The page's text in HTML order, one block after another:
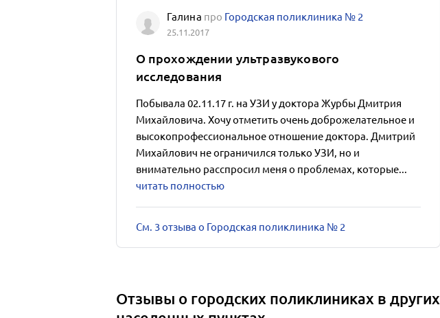
Галина про Городская поликлиника № 2
25.11.2017
О прохождении ультразвукового
исследования
Побывала 02.11.17 г. на УЗИ у доктора Журбы Дмитрия
Михайловича. Хочу отметить очень доброжелательное и
высокопрофессиональное отношение доктора. Дмитрий
Михайлович не ограничился только УЗИ, но и
внимательно расспросил меня о проблемах, которые...
читать полностью
См. 3 отзыва о Городская поликлиника № 2
Отзывы о городских поликлиниках в других